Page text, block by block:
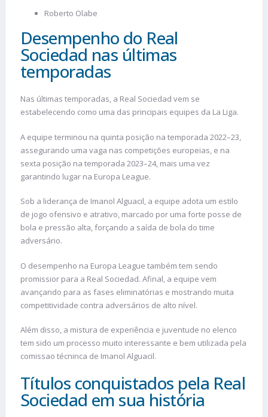
Roberto Olabe
Desempenho do Real
Sociedad nas últimas
temporadas
Nas últimas temporadas, a Real Sociedad vem se
estabelecendo como uma das principais equipes da La Liga.
A equipe terminou na quinta posição na temporada 2022–23,
assegurando uma vaga nas competições europeias, e na
sexta posição na temporada 2023–24, mais uma vez
garantindo lugar na Europa League.
Sob a liderança de Imanol Alguacil, a equipe adota um estilo
de jogo ofensivo e atrativo, marcado por uma forte posse de
bola e pressão alta, forçando a saída de bola do time
adversário.
O desempenho na Europa League também tem sendo
promissior para a Real Sociedad. Afinal, a equipe vem
avançando para as fases eliminatórias e mostrando muita
competitividade contra adversários de alto nível.
Além disso, a mistura de experiência e juventude no elenco
tem sido um processo muito interessante e bem utilizada pela
comissao técninca de Imanol Alguacil.
Títulos conquistados pela Real
Sociedad em sua história